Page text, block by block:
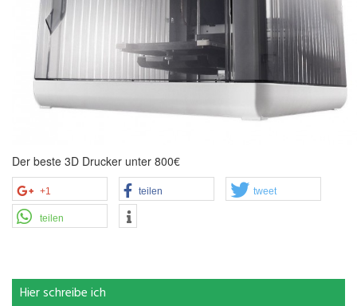
Der beste 3D Drucker unter 800€
+1 teilen tweet
teilen
Hier schreibe ich